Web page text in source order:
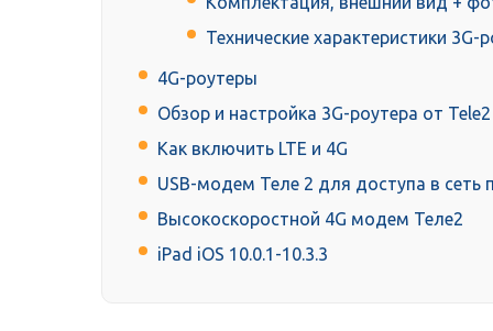
Технические характеристики 3G-
4G-роутеры
Обзор и настройка 3G-роутера от Tele2
Как включить LTE и 4G
USB-модем Теле 2 для доступа в сеть
Высокоскоростной 4G модем Теле2
iPad iOS 10.0.1-10.3.3